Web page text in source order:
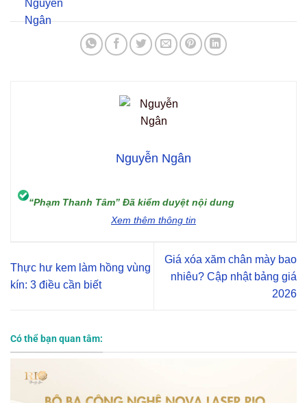
Nguyễn Ngân
“Phạm Thanh Tâm” Đã kiểm duyệt nội dung
Xem thêm thông tin
Thực hư kem làm hồng vùng
kín: 3 điều cần biết
Giá xóa xăm chân mày bao
nhiêu? Cập nhật bảng giá
2026
Có thể bạn quan tâm: